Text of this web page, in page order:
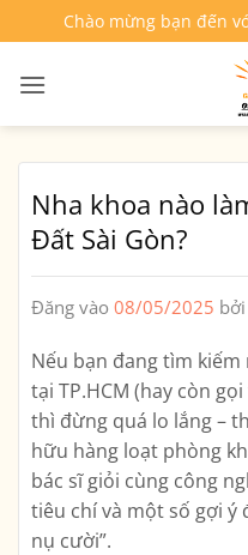
qua
nội
Chào mừng bạn đến
Nha khoa nào
Đất Sài Gòn?
Đăng vào 08/05/2025 bởi
Nếu bạn đang tìm
tại TP.HCM (hay còn
thì đừng quá lo lắng –
hữu hàng loạt phòng
bác sĩ giỏi cùng công
tiêu chí và một số gợi ý
nụ cười”.